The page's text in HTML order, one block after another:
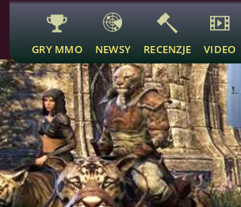
GRY MMO NEWSY RECENZJE VIDEO